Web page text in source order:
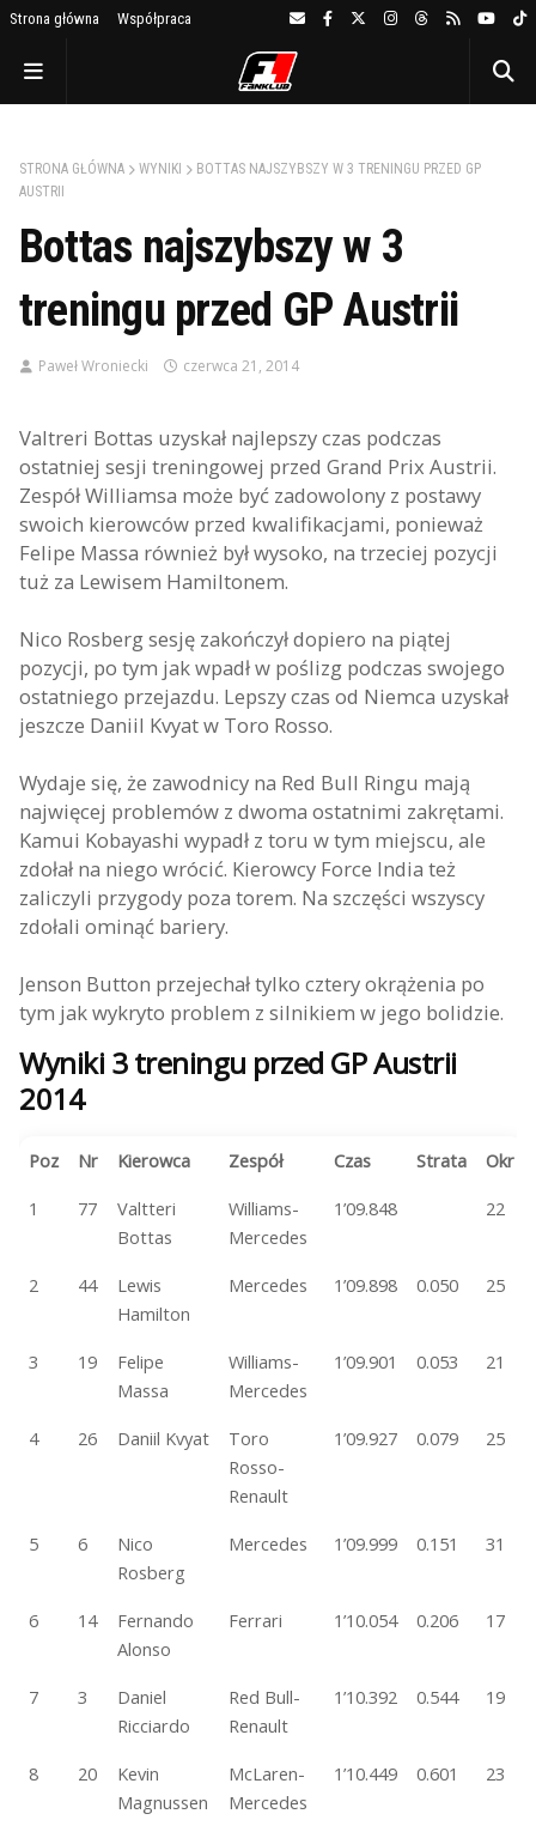
Strona główna Współpraca
STRONA GŁÓWNA WYNIKI
BOTTAS NAJSZYBSZY W 3 TRENINGU PRZED GP
AUSTRII
Bottas najszybszy w 3
treningu przed GP Austrii
Paweł Wroniecki czerwca 21, 2014
Valtreri Bottas uzyskał najlepszy czas podczas
ostatniej sesji treningowej przed Grand Prix Austrii.
Zespół Williamsa może być zadowolony z postawy
swoich kierowców przed kwalifikacjami, ponieważ
Felipe Massa również był wysoko, na trzeciej pozycji
tuż za Lewisem Hamiltonem.
Nico Rosberg sesję zakończył dopiero na piątej
pozycji, po tym jak wpadł w poślizg podczas swojego
ostatniego przejazdu. Lepszy czas od Niemca uzyskał
jeszcze Daniil Kvyat w Toro Rosso.
Wydaje się, że zawodnicy na Red Bull Ringu mają
najwięcej problemów z dwoma ostatnimi zakrętami.
Kamui Kobayashi wypadł z toru w tym miejscu, ale
zdołał na niego wrócić. Kierowcy Force India też
zaliczyli przygody poza torem. Na szczęści wszyscy
zdołali ominąć bariery.
Jenson Button przejechał tylko cztery okrążenia po
tym jak wykryto problem z silnikiem w jego bolidzie.
Wyniki 3 treningu przed GP Austrii
2014
Poz Nr Kierowca Zespół Czas Strata
Okr
1
77
Valtteri
Bottas
Williams-
Mercedes
1’09.848 22
2 44
Lewis
Hamilton
Mercedes 1’09.898 0.050 25
3 19
Felipe
Massa
Williams-
Mercedes
1’09.901 0.053 21
4 26 Daniil Kvyat
Toro
Rosso-
Renault
1’09.927 0.079 25
5 6
Nico
Rosberg
Mercedes 1’09.999 0.151 31
6 14
Fernando
Alonso
Ferrari 1’10.054 0.206 17
7 3
Daniel
Ricciardo
Red Bull-
Renault
1’10.392 0.544 19
8 20
Kevin
Magnussen
McLaren-
Mercedes
1’10.449 0.601 23